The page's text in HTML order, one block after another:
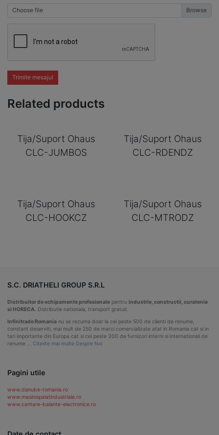
Choose file
Trimite mesajul
Related products
Tija/Suport Ohaus
CLC-JUMBOS
Tija/Suport Ohaus
CLC-RDENDZ
Tija/Suport Ohaus
CLC-HOOKCZ
Tija/Suport Ohaus
CLC-MTRODZ
S.C. DRIATHELI GROUP S.R.L
Distribuitor de echipamente profesionale pentru industrie, constructii, curatenie
si HORECA . Distributie nationala, transport gratuit.
Infinitrade Romania nu se rezuma doar la cei peste 500 de clienti de renume,
constant deserviti, mai mult de 250 de marci comercializate atat in Romania cat si in
tari importante din Europa cat si cei peste 300 de furnizori interni si internationali de
renume … Citeste mai multe Despre Noi
Pagini utile
www.danube-romania.ro
www.masinispalatindustriale.ro
www.cantare-balante-electronice.ro